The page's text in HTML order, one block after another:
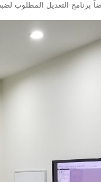
برنامج التعديل المطلوب